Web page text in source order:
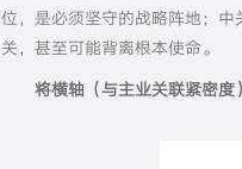
位，是必须坚守的战略阵地；
关，甚至可能背离根本使命。
将横轴（与主业关联紧密度